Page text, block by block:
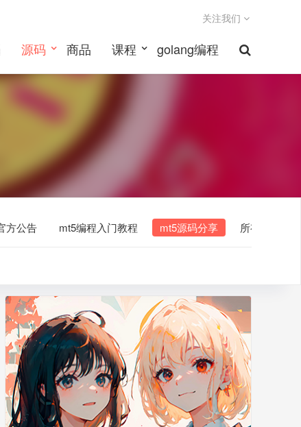
源码 商品 课程 golang编程
关注我们
方公告 mt5编程入门教程 mt5源码分享 所有文章